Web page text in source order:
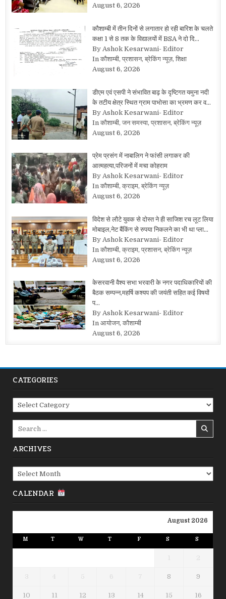
August 6, 2026
कौशाम्बी में तीन दिनों से लगातार हो रही बारिश के चलते
कक्षा 1 से 8 तक के विद्यालयों में BSA ने दो दि…
By Ashok Kesarwani- Editor
In कौशाम्बी, प्रशासन, ब्रेकिंग न्यूज़, शिक्षा
August 6, 2026
डीएम एवं एसपी ने संभावित बाढ़ के दृष्टिगत यमुना नदी
के तटीय क्षेत्र स्थित ग्राम पाभोसा का भ्रमण कर व…
By Ashok Kesarwani- Editor
In कौशाम्बी, जन समस्या, प्रशासन, ब्रेकिंग न्यूज़
August 6, 2026
प्रेम प्रसंग में नाबालिग ने फांसी लगाकर की
आत्महत्या,परिजनों में मचा कोहराम
By Ashok Kesarwani- Editor
In कौशाम्बी, क्राइम, ब्रेकिंग न्यूज़
August 6, 2026
विदेश से लौटे युवक से दोस्त ने ही साजिश रच लूट लिया
मोबाइल,नेट बैंकिंग से रुपया निकलने का भी था प्ला…
By Ashok Kesarwani- Editor
In कौशाम्बी, क्राइम, प्रशासन, ब्रेकिंग न्यूज़
August 6, 2026
केसरवानी वैश्य सभा भरवारी के नगर पदाधिकारियों की
बैठक सम्पन्न,महर्षि कश्यप की जयंती सहित कई विषयों
प…
By Ashok Kesarwani- Editor
In आयोजन, कौशाम्बी
August 6, 2026
CATEGORIES
Categories
ARCHIVES
Archives
CALENDAR
August 2026
M T W T F S S
1 2
3 4 5 6 7 8 9
10 11 12 13 14 15 16